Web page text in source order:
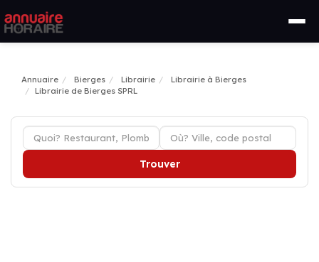
Annuaire Bierges Librairie
Librairie à Bierges
Librairie de Bierges SPRL
Trouver